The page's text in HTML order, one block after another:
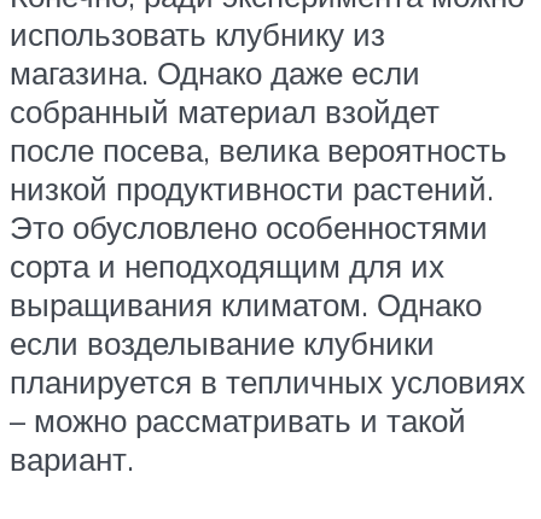
использовать клубнику из
магазина. Однако даже если
собранный материал взойдет
после посева, велика вероятность
низкой продуктивности растений.
Это обусловлено особенностями
сорта и неподходящим для их
выращивания климатом. Однако
если возделывание клубники
планируется в тепличных условиях
– можно рассматривать и такой
вариант.